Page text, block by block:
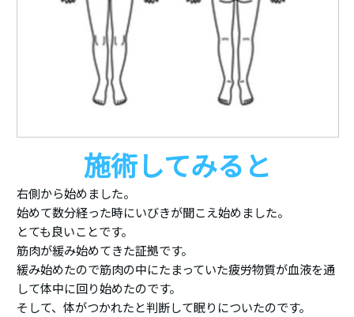
施術してみると
右側から始めました。
始めて数分経った時にいびきが聞こえ始めました。
とても良いことです。
筋肉が緩み始めてきた証拠です。
緩み始めたので筋肉の中にたまっていた疲労物質が血液を通
して体中に回り始めたのです。
そして、体がつかれたと判断して眠りについたのです。